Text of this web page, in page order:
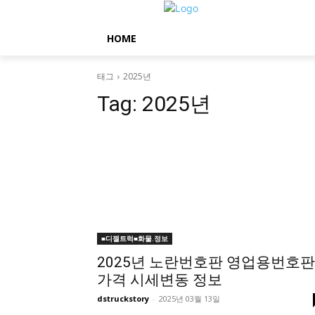
HOME
태그 2025년
Tag: 2025년
■디젤트럭■화물.정보
2025년 노란번호판 영업용번호판
가격 시세변동 정보
dstruckstory - 2025년 03월 13일